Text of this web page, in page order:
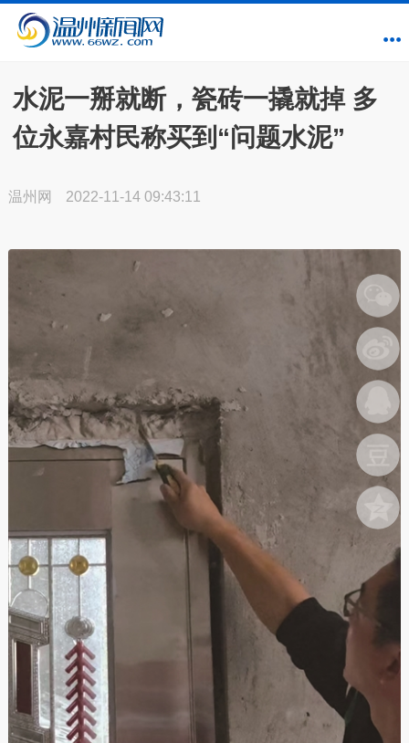
水泥一掰就断，瓷砖一撬就掉 多
位永嘉村民称买到“问题水泥”
温州网 2022-11-14 09:43:11